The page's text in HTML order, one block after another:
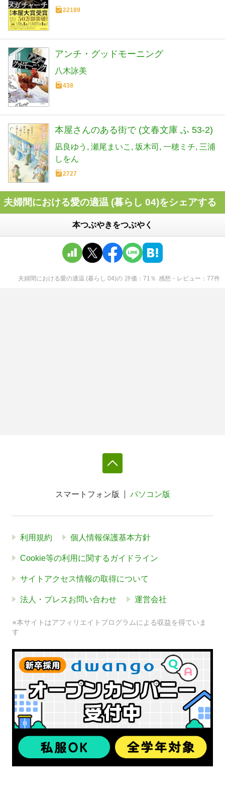
22189
アンチ・グッドモーニング
八木詠美
438
本屋さんのある街で (文春文庫 ふ 53-2)
凪良ゆう 瀬尾まいこ 坂木司 一穂ミチ 三浦
しをん
2727
夫婦間における愛の適温 (暮らし 04)をシェアする
本つぶやきをつぶやく
夫婦間における愛の適温 (暮らし 04)の 評価 71 ％ 感想・レビュー 77件
スマートフォン版 パソコン版
利用規約 個人情報保護基本方針
Cookie等の利用に関するガイドライン
サイトアクセス情報の取得について
法人・プレスお問い合わせ 運営会社
※本サイトはアフィリエイトプログラムによる収益を得ていま
す